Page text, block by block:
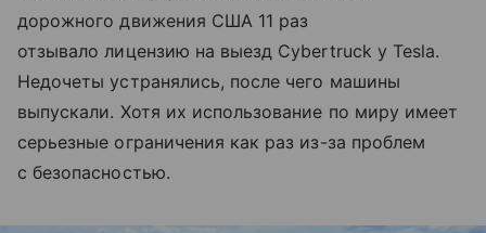
дорожного движения США 11 раз
отзывало лицензию на выезд Cybertruck у Tesla.
Недочеты устранялись, после чего машины
выпускали. Хотя их использование по миру имеет
серьезные ограничения как раз из-за проблем
с безопасностью.